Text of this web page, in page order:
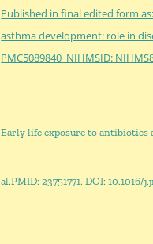
Published in final edited form
asthma development: role in
PMC5089840 NIHMSID:
Early life exposure to antibiotics
al.PMID: 23751771. DOI: